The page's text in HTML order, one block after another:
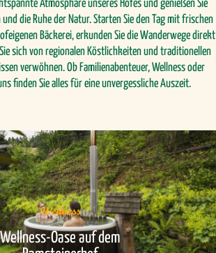
Atmosphäre unseres Hofes und genießen Sie
die Ruhe der Natur. Starten Sie den Tag mit frischen
Bäckerei, erkunden Sie die Wanderwege direkt
sich von regionalen Köstlichkeiten und traditionellen
verwöhnen. Ob Familienabenteuer, Wellness oder
finden Sie alles für eine unvergessliche Auszeit.
Wellness
Wellness-Oase auf dem